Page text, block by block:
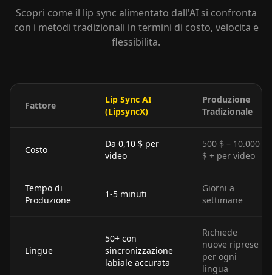
Scopri come il lip sync alimentato dall'AI si confronta
con i metodi tradizionali in termini di costo, velocita e
flessibilita.
Fattore
Lip Sync AI
(LipsyncX)
Produzione
Tradizionale
Costo
Da 0,10 $ per
video
500 $ – 10.000
$ + per video
Tempo di
Produzione
1-5 minuti
Giorni a
settimane
Lingue
50+ con
sincronizzazione
labiale accurata
Richiede
nuove riprese
per ogni
lingua